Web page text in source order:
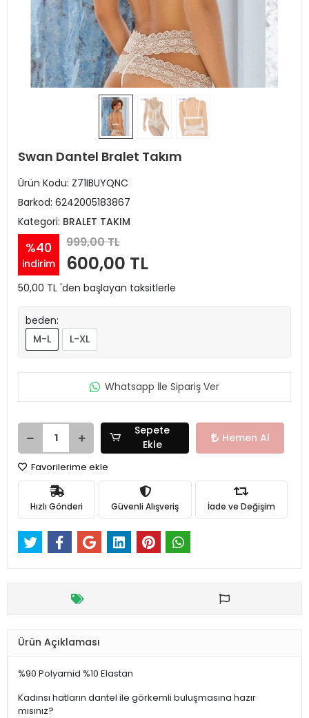
Swan Dantel Bralet Takım
Ürün Kodu: Z71IBUYQNC
Barkod: 6242005183867
Kategori: BRALET TAKIM
%40
indirim
999,00 TL
600,00 TL
50,00 TL 'den başlayan taksitlerle
beden:
M-L
L-XL
Whatsapp İle Sipariş Ver
Sepete
Ekle
Hemen Al
Favorilerime ekle
Hızlı Gönderi Güvenli Alışveriş İade ve Değişim
Ürün Açıklaması
%90 Polyamid %10 Elastan
Kadınsı hatların dantel ile görkemli buluşmasına hazır
mısınız?